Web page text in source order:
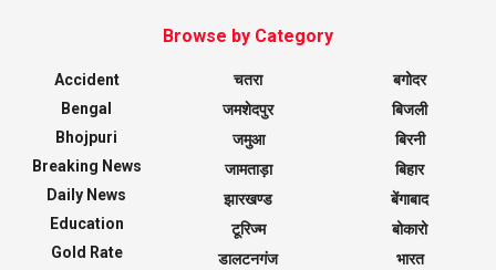
Browse by Category
Accident
Bengal
Bhojpuri
Breaking News
Daily News
Education
Gold Rate
चतरा
जमशेदपुर
जमुआ
जामताड़ा
झारखण्ड
टूरिज्म
डालटनगंज
बगोदर
बिजली
बिरनी
बिहार
बेंगाबाद
बोकारो
भारत